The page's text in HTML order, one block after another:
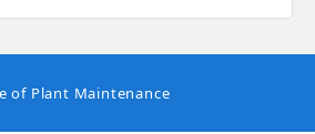
of Plant Maintenance